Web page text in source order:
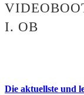
I. OB
Die aktuellste und